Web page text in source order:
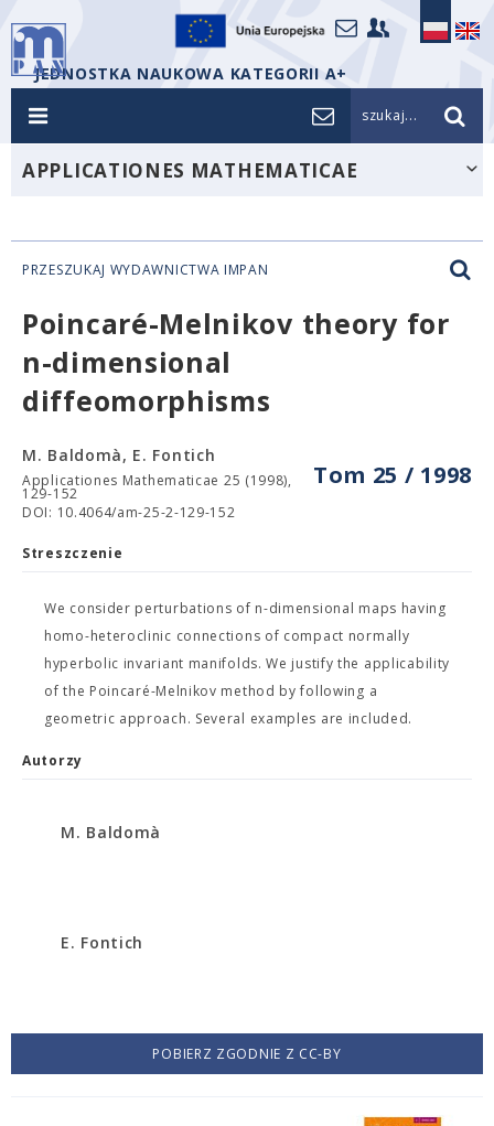
JEDNOSTKA NAUKOWA KATEGORII A+
szukaj...
APPLICATIONES MATHEMATICAE
PRZESZUKAJ WYDAWNICTWA IMPAN
Poincaré-Melnikov theory for
n-dimensional
diffeomorphisms
Tom 25 / 1998
M. Baldomà, E. Fontich
Applicationes Mathematicae 25 (1998),
129-152
DOI: 10.4064/am-25-2-129-152
Streszczenie
We consider perturbations of n-dimensional maps having
homo-heteroclinic connections of compact normally
hyperbolic invariant manifolds. We justify the applicability
of the Poincaré-Melnikov method by following a
geometric approach. Several examples are included.
Autorzy
M. Baldomà
E. Fontich
POBIERZ ZGODNIE Z CC-BY